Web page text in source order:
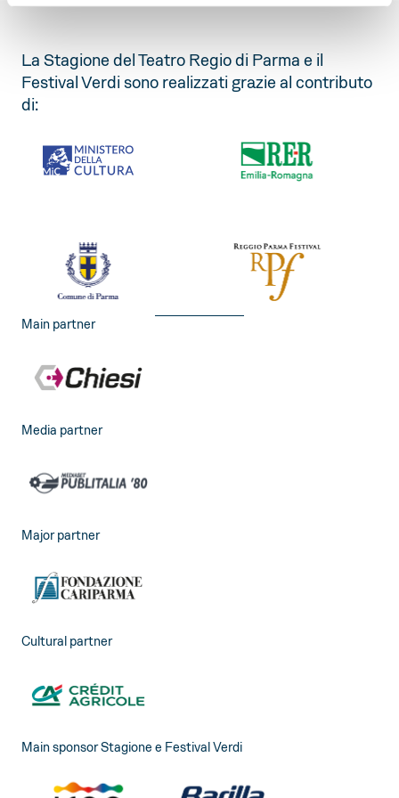
La Stagione del Teatro Regio di Parma e il
Festival Verdi sono realizzati grazie al contributo
di:
Main partner
Media partner
Major partner
Cultural partner
Main sponsor Stagione e Festival Verdi